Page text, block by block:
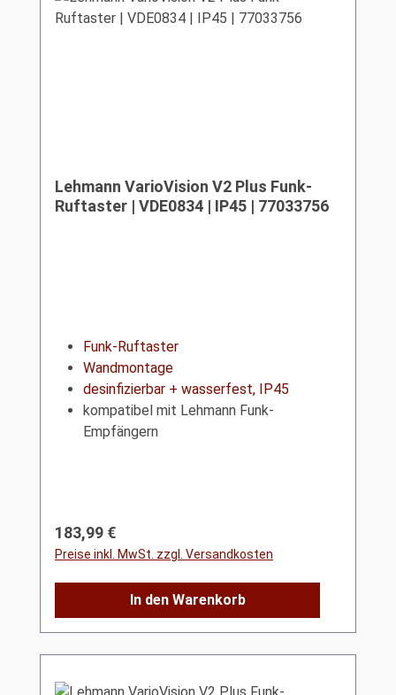
Lehmann VarioVision V2 Plus Funk-
Ruftaster | VDE0834 | IP45 | 77033756
Funk-Ruftaster
Wandmontage
desinfizierbar + wasserfest, IP45
kompatibel mit Lehmann Funk-
Empfängern
Regulärer Preis:
183,99 €
Preise inkl. MwSt. zzgl. Versandkosten
In den Warenkorb